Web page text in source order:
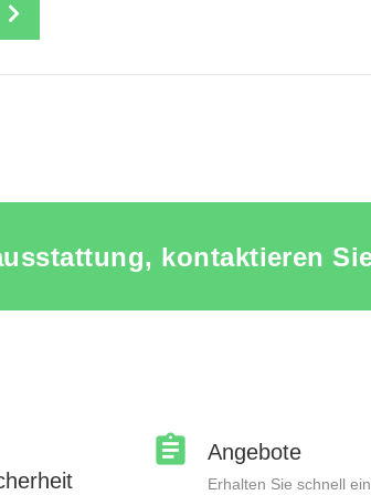
kontaktieren
Angebote
Erhalten Sie schnell